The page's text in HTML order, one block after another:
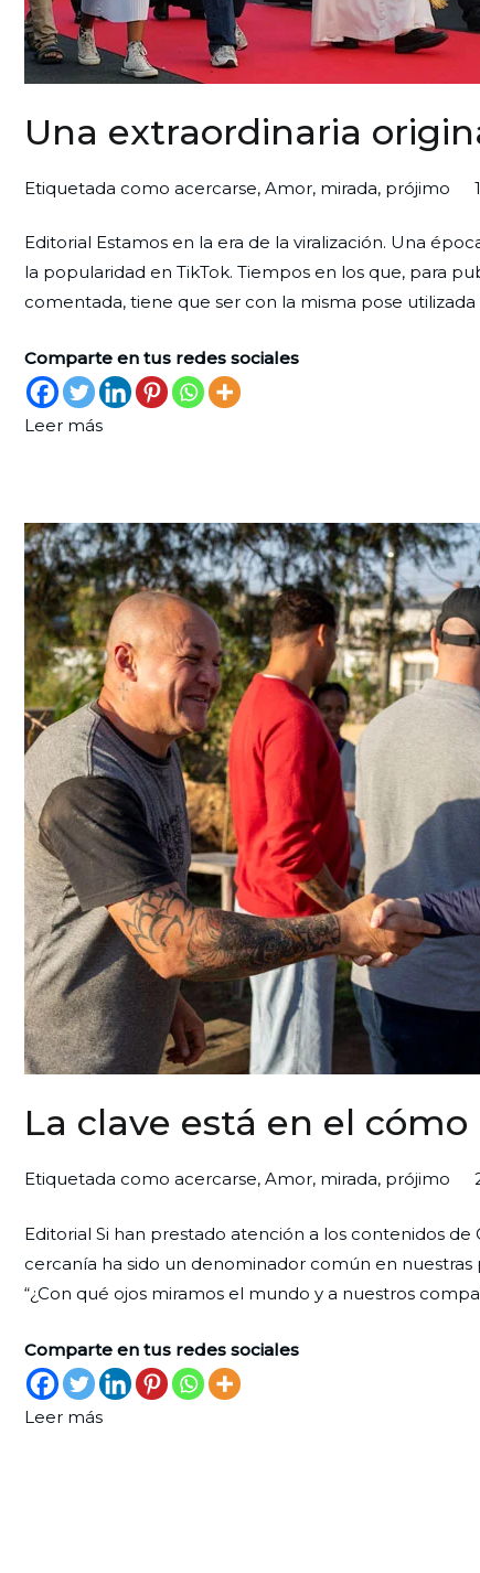
Una extraordinaria
Por
Ciudad
Nueva
Publicada
30
de
septiembre
2025
Publicada
Editorial
Etiquetada como acercarse, Amor, mirada, prójimo
Editorial Estamos en la era de la viralización. Una
la popularidad en TikTok. Tiempos en los que, para
comentada, tiene que ser con la misma pose
Comparte en tus redes sociales
Leer más
La clave está en el cómo
Por
Ciudad
Nueva
Publicada
31
de
agosto
2025
Publicada
Editorial
Etiquetada como acercarse, Amor, mirada, prójimo
Editorial Si han prestado atención a los contenidos
cercanía ha sido un denominador común en nuestras
“¿Con qué ojos miramos el mundo y a nuestros
Comparte en tus redes sociales
Leer más